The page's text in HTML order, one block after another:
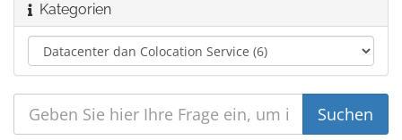
Kategorien